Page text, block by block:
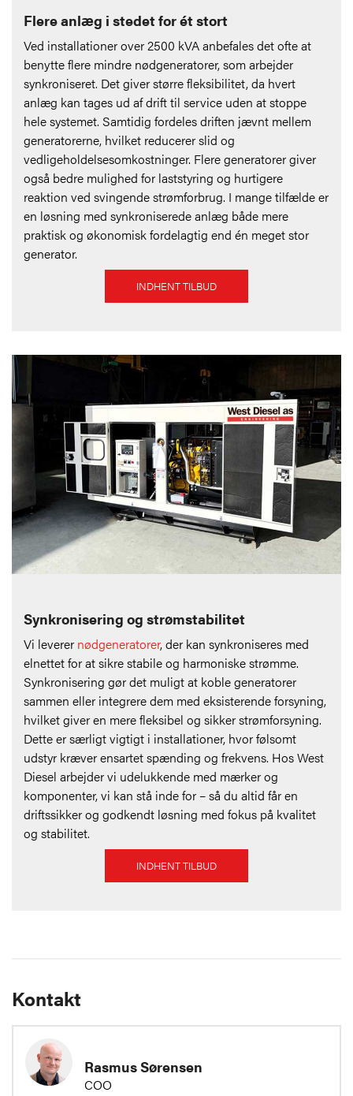
Flere anlæg i stedet for ét stort
Ved installationer over 2500 kVA anbefales det ofte at
benytte flere mindre nødgeneratorer, som arbejder
synkroniseret. Det giver større fleksibilitet, da hvert
anlæg kan tages ud af drift til service uden at stoppe
hele systemet. Samtidig fordeles driften jævnt mellem
generatorerne, hvilket reducerer slid og
vedligeholdelsesomkostninger. Flere generatorer giver
også bedre mulighed for laststyring og hurtigere
reaktion ved svingende strømforbrug. I mange tilfælde er
en løsning med synkroniserede anlæg både mere
praktisk og økonomisk fordelagtig end én meget stor
generator.
INDHENT TILBUD
Synkronisering og strømstabilitet
Vi leverer nødgeneratorer, der kan synkroniseres med
elnettet for at sikre stabile og harmoniske strømme.
Synkronisering gør det muligt at koble generatorer
sammen eller integrere dem med eksisterende forsyning,
hvilket giver en mere fleksibel og sikker strømforsyning.
Dette er særligt vigtigt i installationer, hvor følsomt
udstyr kræver ensartet spænding og frekvens. Hos West
Diesel arbejder vi udelukkende med mærker og
komponenter, vi kan stå inde for – så du altid får en
driftssikker og godkendt løsning med fokus på kvalitet
og stabilitet.
INDHENT TILBUD
Kontakt
Rasmus Sørensen
COO